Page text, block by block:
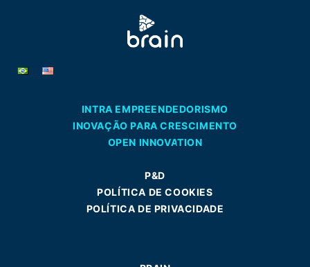
INTRA EMPREENDEDORISMO
INOVAÇÃO PARA CRESCIMENTO
OPEN INNOVATION
P&D
POLÍTICA DE COOKIES
POLÍTICA DE PRIVACIDADE